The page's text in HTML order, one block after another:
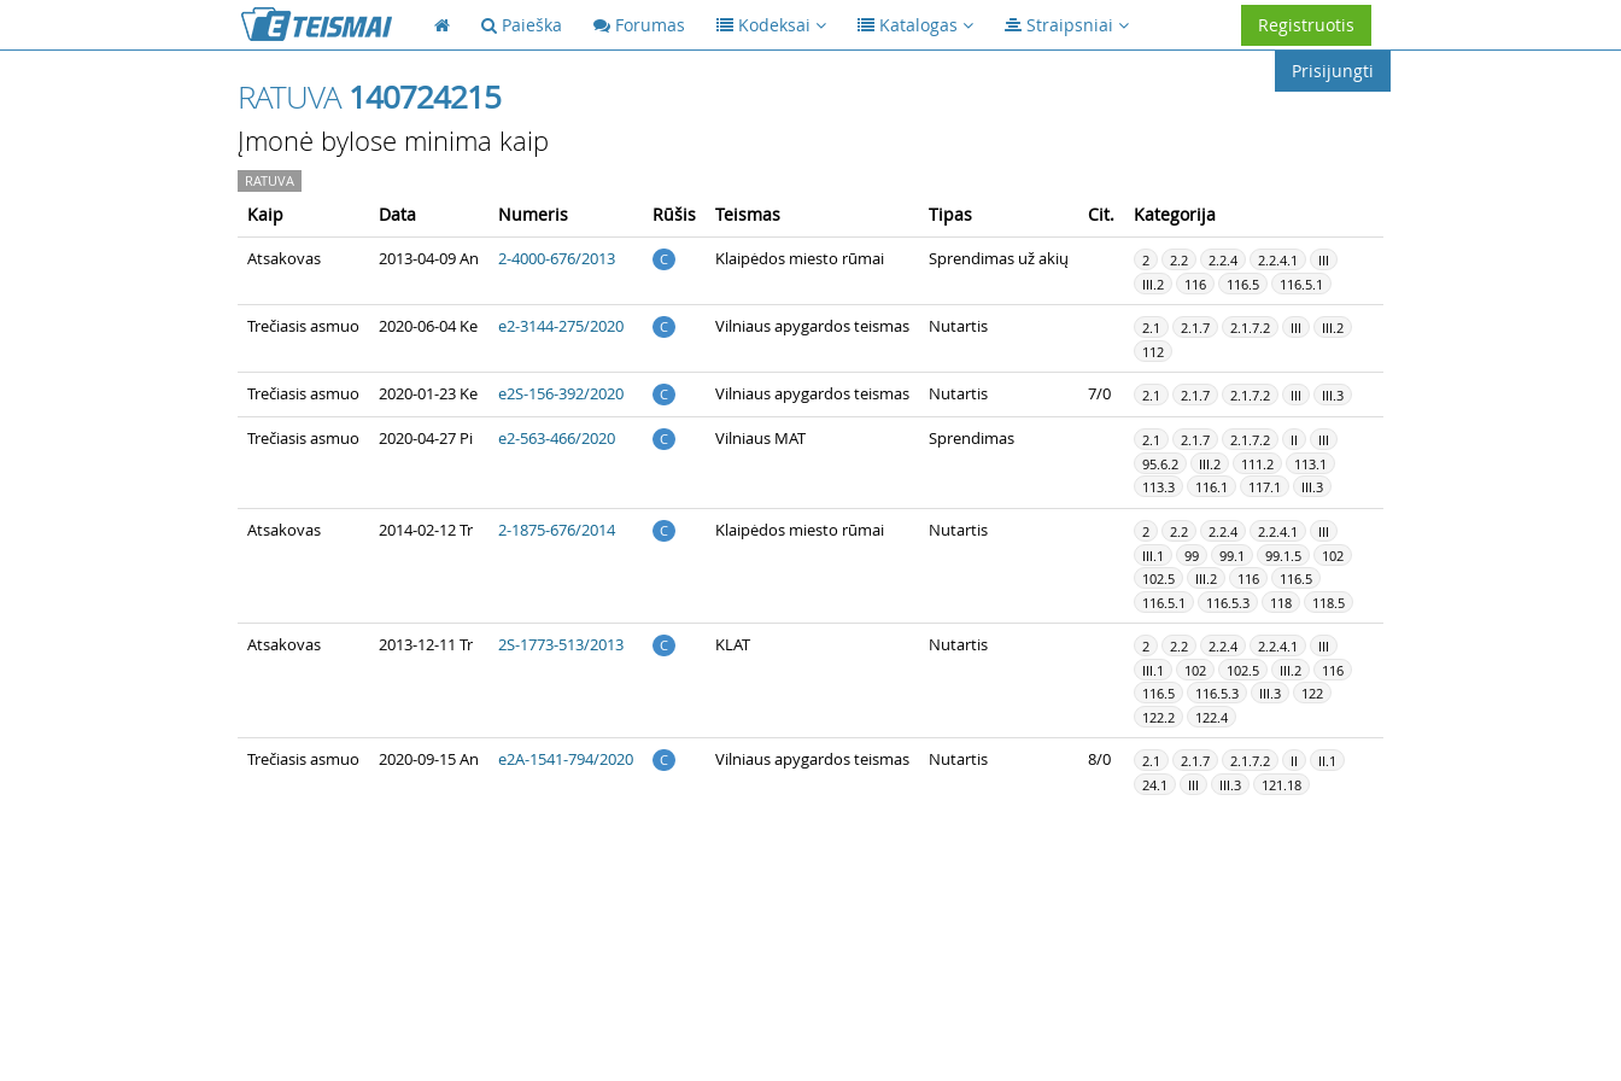
Paieška Forumas Kodeksai Katalogas Straipsniai
Registruotis
Prisijungti
RATUVA 140724215
Įmonė bylose minima kaip
RATUVA
Kaip Data Numeris Rūšis Teismas Tipas Cit. Kategorija
Atsakovas 2013-04-09 An 2-4000-676/2013 C Klaipėdos miesto rūmai Sprendimas už akių 2 2.2 2.2.4 2.2.4.1
III
III.2
116 116.5 116.5.1
Trečiasis asmuo 2020-06-04 Ke e2-3144-275/2020 C Vilniaus apygardos teismas Nutartis 2.1 2.1.7 2.1.7.2 III
III.2
112
Trečiasis asmuo 2020-01-23 Ke e2S-156-392/2020 C Vilniaus apygardos teismas Nutartis 7/0 2.1 2.1.7 2.1.7.2 III III.3
Trečiasis asmuo 2020-04-27 Pi e2-563-466/2020 C Vilniaus MAT Sprendimas 2.1 2.1.7 2.1.7.2 II
III
95.6.2
III.2 111.2
113.1
113.3
116.1 117.1 III.3
Atsakovas 2014-02-12 Tr 2-1875-676/2014 C Klaipėdos miesto rūmai Nutartis 2 2.2 2.2.4 2.2.4.1
III
III.1
99 99.1 99.1.5
102
102.5
III.2 116
116.5
116.5.1
116.5.3 118 118.5
Atsakovas 2013-12-11 Tr 2S-1773-513/2013 C KLAT Nutartis 2 2.2 2.2.4 2.2.4.1
III
III.1
102 102.5 III.2
116
116.5
116.5.3 III.3
122
122.2
122.4
Trečiasis asmuo 2020-09-15 An e2A-1541-794/2020 C Vilniaus apygardos teismas Nutartis 8/0 2.1 2.1.7 2.1.7.2 II
II.1
24.1
III III.3 121.18